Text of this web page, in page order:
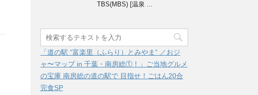
TBS(MBS) [温泉 ...
「道の駅 “富楽里（ふらり）とみやま” ／おジ
ャ〜マップ in 千葉・南房総①！」ご当地グルメ
の宝庫 南房総の道の駅で 目指せ！ごはん20合
完食SP